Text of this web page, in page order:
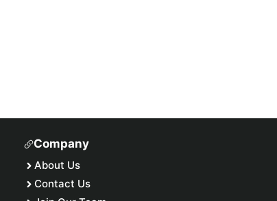
Company
About Us
Contact Us